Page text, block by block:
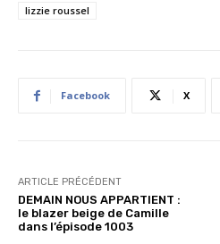
m
…
lizzie roussel
Facebook X
ARTICLE PRÉCÉDENT
DEMAIN NOUS APPARTIENT :
le blazer beige de Camille
dans l’épisode 1003